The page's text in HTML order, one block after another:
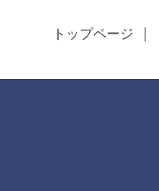
トップページ